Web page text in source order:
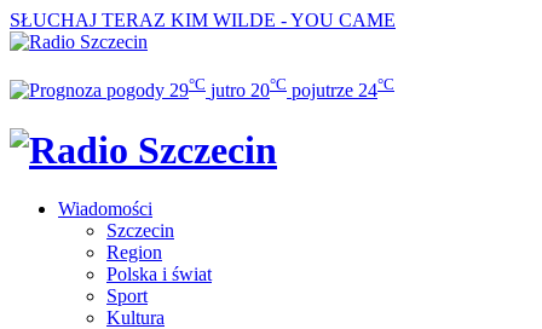
SŁUCHAJ TERAZ KIM WILDE - YOU CAME
29°C jutro 20°C pojutrze 24°C
Wiadomości
Szczecin
Region
Polska i świat
Sport
Kultura